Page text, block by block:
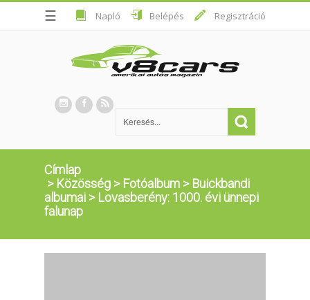
☰ Napló Belépés Regisztráció
Címlap
> Közösség > Fotóalbum > Buickbandi
albumai > Lovasberény: 1000. évi ünnepi
falunap